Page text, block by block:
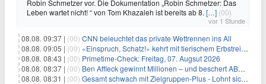
Robin Schmetzer vor. Die Dokumentation „Robin Schmetzer: Das
Leben wartet nicht! “ von Tom Khazaleh ist bereits ab 8. […] (00)
vor 1 Stunde
08.08. 09:37 | (00) CNN beleuchtet das private Wettrennen ins All
08.08. 09:05 | (00) «Einspruch, Schatz!» kehrt mit tierischem Erbstreit zurück
08.08. 08:43 | (00) Primetime-Check: Freitag, 07. Augsut 2026
08.08. 08:37 | (00) Ben Affleck gewinnt Millionen – und beschert ABC Top-Quoten
08.08. 08:31 | (00) Gesamt schwach mit Zielgruppen-Plus - Lohnt sich First Dates Hotel doch?